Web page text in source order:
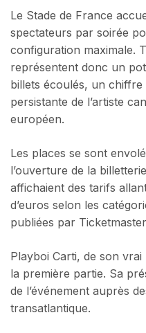
Le Stade de France
spectateurs par soirée
configuration maximale.
représentent donc un
billets écoulés, un chiffre
persistante de l’artiste
européen.
Les places se sont
l’ouverture de la
affichaient des tarifs
d’euros selon les
publiées par
Playboi Carti, de son
la première partie. Sa
de l’événement auprès
transatlantique.